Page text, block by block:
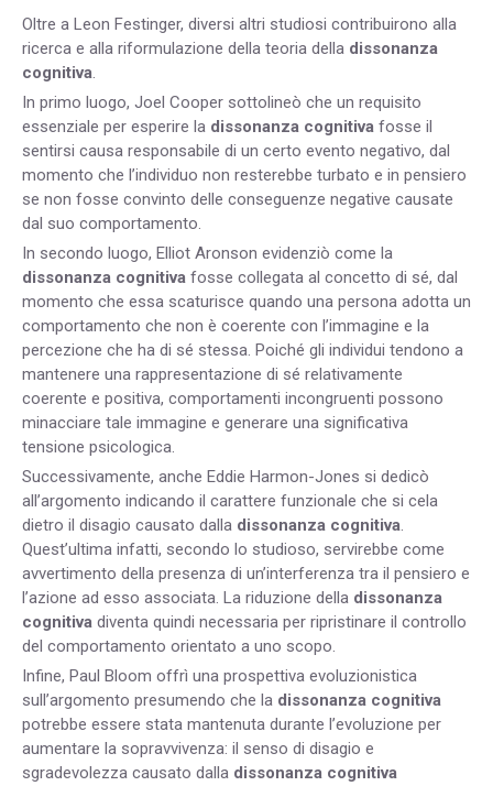
Oltre a Leon Festinger, diversi altri studiosi contribuirono alla
ricerca e alla riformulazione della teoria della dissonanza
cognitiva.
In primo luogo, Joel Cooper sottolineò che un requisito
essenziale per esperire la dissonanza cognitiva fosse il
sentirsi causa responsabile di un certo evento negativo, dal
momento che l’individuo non resterebbe turbato e in pensiero
se non fosse convinto delle conseguenze negative causate
dal suo comportamento.
In secondo luogo, Elliot Aronson evidenziò come la
dissonanza cognitiva fosse collegata al concetto di sé, dal
momento che essa scaturisce quando una persona adotta un
comportamento che non è coerente con l’immagine e la
percezione che ha di sé stessa. Poiché gli individui tendono a
mantenere una rappresentazione di sé relativamente
coerente e positiva, comportamenti incongruenti possono
minacciare tale immagine e generare una significativa
tensione psicologica.
Successivamente, anche Eddie Harmon-Jones si dedicò
all’argomento indicando il carattere funzionale che si cela
dietro il disagio causato dalla dissonanza cognitiva.
Quest’ultima infatti, secondo lo studioso, servirebbe come
avvertimento della presenza di un’interferenza tra il pensiero e
l’azione ad esso associata. La riduzione della dissonanza
cognitiva diventa quindi necessaria per ripristinare il controllo
del comportamento orientato a uno scopo.
Infine, Paul Bloom offrì una prospettiva evoluzionistica
sull’argomento presumendo che la dissonanza cognitiva
potrebbe essere stata mantenuta durante l’evoluzione per
aumentare la sopravvivenza: il senso di disagio e
sgradevolezza causato dalla dissonanza cognitiva